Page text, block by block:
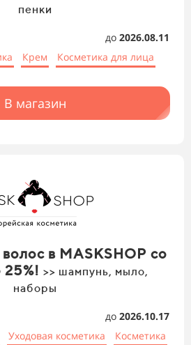
пенки
до 2026.08.11
Крем Косметика для лица
В магазин
в MASKSHOP со
25%! >> шампунь, мыло,
наборы
до 2026.10.17
Уходовая косметика Косметика